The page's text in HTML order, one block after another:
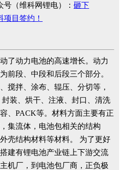
（维科网锂电）： 砸下
目签约！
了动力电池的高速增长。动力
前段、中段和后段三个部分。
搅拌、涂布、辊压、分切等，
装、烘干、注液、封口、清洗
、PACK等。材料方面主要有正
集流体，电池包相关的结构
壳结构材料等材料。 为了更好
建有锂电池产业链上下游交流
机厂，到电池包厂商，正负极